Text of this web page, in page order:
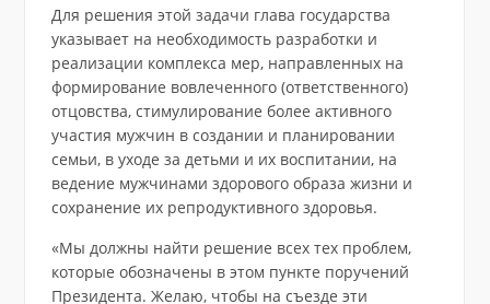
Для решения этой задачи глава государства
указывает на необходимость разработки и
реализации комплекса мер, направленных на
формирование вовлеченного (ответственного)
отцовства, стимулирование более активного
участия мужчин в создании и планировании
семьи, в уходе за детьми и их воспитании, на
ведение мужчинами здорового образа жизни и
сохранение их репродуктивного здоровья.
«Мы должны найти решение всех тех проблем,
которые обозначены в этом пункте поручений
Президента. Желаю, чтобы на съезде эти